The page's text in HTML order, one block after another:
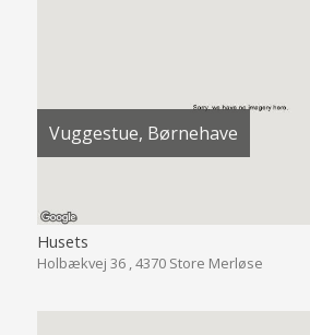
Vuggestue, Børnehave
Husets
Holbækvej 36 , 4370 Store Merløse